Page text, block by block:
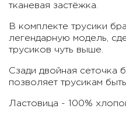
тканевая застёжка.
В комплекте трусики
легендарную модель,
трусиков чуть выше.
Сзади двойная сеточка
позволяет трусикам
Ластовица - 100%